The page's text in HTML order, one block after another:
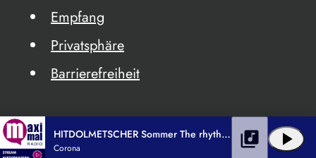
Empfang
Privatsphäre
Barrierefreiheit
HITDOLMETSCHER Sommer The rhythm of the night
Corona play_arrow
library_music